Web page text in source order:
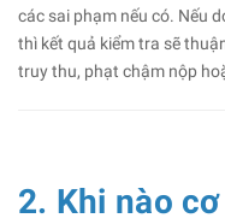
các sai phạm nếu có. Nếu
thì kết quả kiểm tra sẽ
truy thu, phạt chậm nộp
2. Khi nào